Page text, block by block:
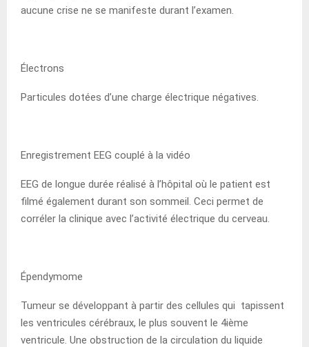
aucune crise ne se manifeste durant l’examen.
Électrons
Particules dotées d’une charge électrique négatives.
Enregistrement EEG couplé à la vidéo
EEG de longue durée réalisé à l’hôpital où le patient est
filmé également durant son sommeil. Ceci permet de
corréler la clinique avec l’activité électrique du cerveau.
Épendymome
Tumeur se développant à partir des cellules qui tapissent
les ventricules cérébraux, le plus souvent le 4ième
ventricule. Une obstruction de la circulation du liquide